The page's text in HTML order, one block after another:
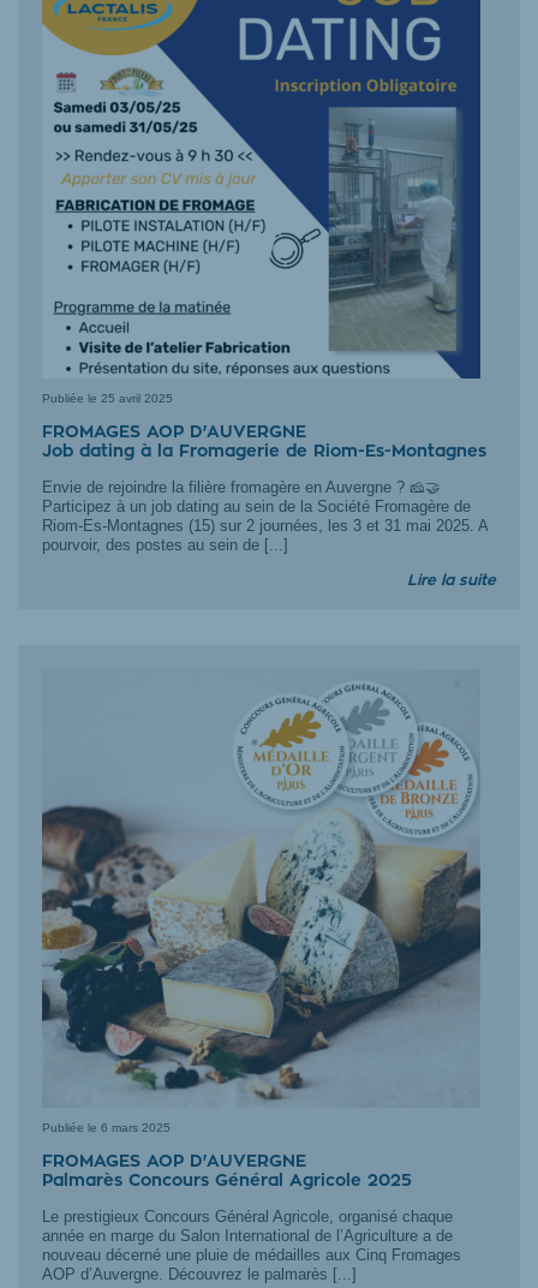
Publiée le 25 avril 2025
FROMAGES AOP D'AUVERGNE
Job dating à la Fromagerie de Riom-Es-Montagnes
Envie de rejoindre la filière fromagère en Auvergne ? 🧀🤝
Participez à un job dating au sein de la Société Fromagère de
Riom-Es-Montagnes (15) sur 2 journées, les 3 et 31 mai 2025. A
pourvoir, des postes au sein de [...]
Lire la suite
Publiée le 6 mars 2025
FROMAGES AOP D'AUVERGNE
Palmarès Concours Général Agricole 2025
Le prestigieux Concours Général Agricole, organisé chaque
année en marge du Salon International de l’Agriculture a de
nouveau décerné une pluie de médailles aux Cinq Fromages
AOP d’Auvergne. Découvrez le palmarès [...]